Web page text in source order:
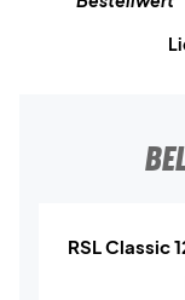
RSL Classic